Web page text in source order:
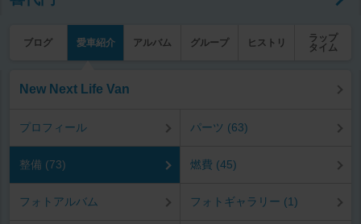
ブログ 愛車紹介 アルバム グループ ヒストリ
ラップ
タイム
New Next Life Van
プロフィール パーツ (63)
整備 (73) 燃費 (45)
フォトアルバム フォトギャラリー (1)